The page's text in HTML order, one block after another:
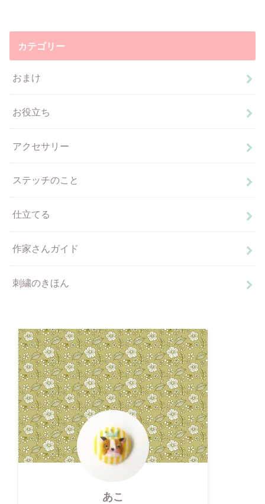
カテゴリー
おまけ
お役立ち
アクセサリー
ステッチのこと
仕立てる
作家さんガイド
刺繍のきほん
あこ